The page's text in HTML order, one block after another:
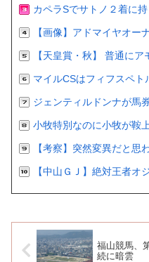
カペラSでサトノ２着に
【画像】アドマイヤオー
【天皇賞・秋】 普通に
マイルCSはフィフスペト
ジェンティルドンナが馬
小牧特別なのに小牧が鞍
【考察】突然変異だと思
【中山ＧＪ】絶対王者オ
福山競馬、
続に暗雲